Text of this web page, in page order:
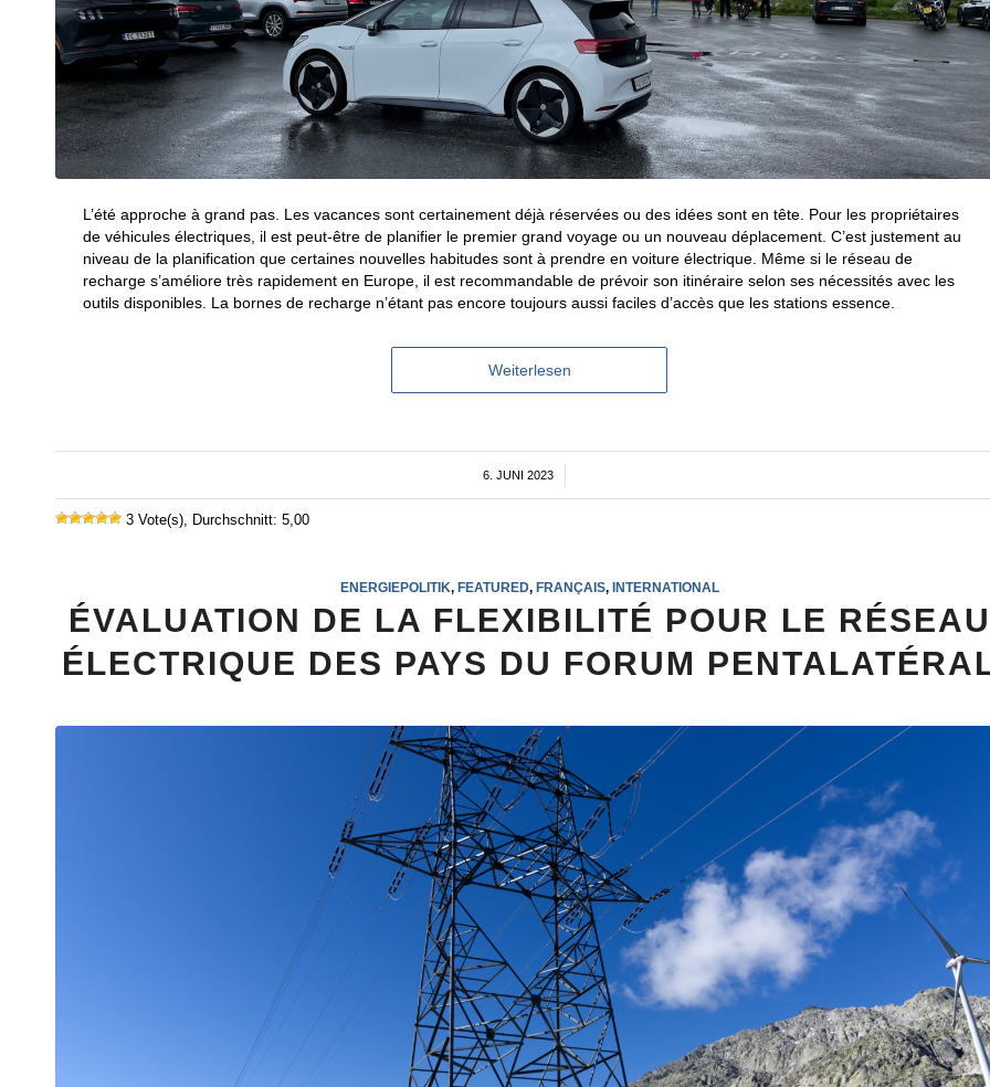
L’été approche à grand pas. Les vacances sont certainement déjà réservées ou des idées sont en tête. Pour les propriétaires
de véhicules électriques, il est peut-être de planifier le premier grand voyage ou un nouveau déplacement. C’est justement au
niveau de la planification que certaines nouvelles habitudes sont à prendre en voiture électrique. Même si le réseau de
recharge s’améliore très rapidement en Europe, il est recommandable de prévoir son itinéraire selon ses nécessités avec les
outils disponibles. La bornes de recharge n’étant pas encore toujours aussi faciles d’accès que les stations essence.
Weiterlesen
6. JUNI 2023
/
3 Vote(s), Durchschnitt: 5,00
ENERGIEPOLITIK FEATURED, FRANÇAIS, INTERNATIONAL
ÉVALUATION DE LA FLEXIBILITÉ POUR LE RÉSEAU
ÉLECTRIQUE DES PAYS DU FORUM